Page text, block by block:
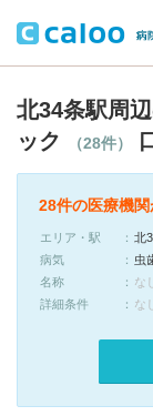
北34条駅周
ック
（28件）
28件の医療機
エリア・駅
北
病気
虫
名称
なし
詳細条件
な